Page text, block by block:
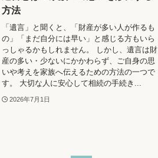
方法
「遺言」と聞くと、「財産が多い人が作るも
の」「まだ自分には早い」と感じる方もいら
っしゃるかもしれません。 しかし、遺言は財
産の多い・少ないにかかわらず、ご自身の思
いや考えを家族へ伝えるための方法の一つで
す。 大切な人に安心して相続の手続き...
2026年7月1日